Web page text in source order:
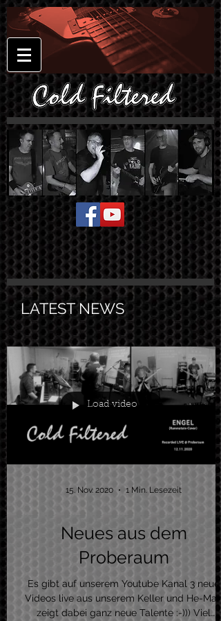
LATEST NEWS
Load video
15. Nov. 2020 1 Min. Lesezeit
Neues aus dem
Proberaum
Es gibt auf unserem Youtube Kanal 3 neue
Videos live aus unserem Keller und He-Man
zeigt dabei ganz neue Talente :-))) Viel